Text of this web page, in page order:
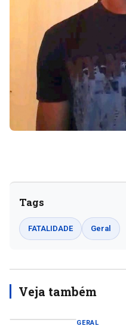
Tags
FATALIDADE Geral
Veja também
GERAL